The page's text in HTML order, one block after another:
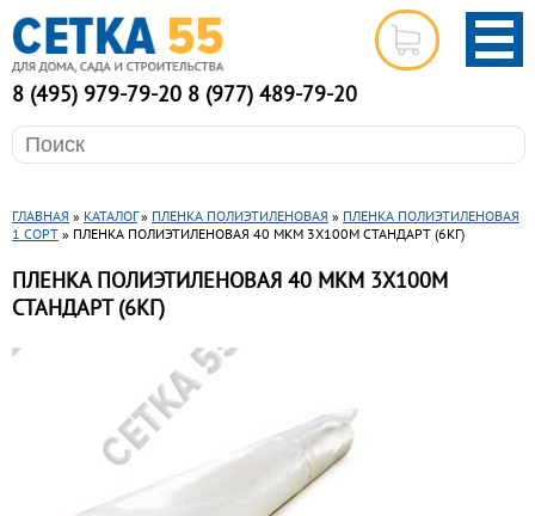
8 (495) 979-79-20 8 (977) 489-79-20
ГЛАВНАЯ » КАТАЛОГ» ПЛЕНКА ПОЛИЭТИЛЕНОВАЯ » ПЛЕНКА ПОЛИЭТИЛЕНОВАЯ
1 СОРТ » ПЛЕНКА ПОЛИЭТИЛЕНОВАЯ 40 МКМ 3Х100М СТАНДАРТ (6КГ)
ПЛЕНКА ПОЛИЭТИЛЕНОВАЯ 40 МКМ 3Х100М
СТАНДАРТ (6КГ)